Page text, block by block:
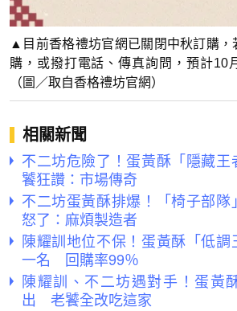
▲目前香格禮坊官網已關閉中秋訂購，
購，或撥打電話、傳真詢問，預計10
（圖／取自香格禮坊官網）
相關新聞
不二坊危險了！蛋黃酥「隱藏
饕狂讚：市場傳奇
不二坊蛋黃酥排爆！「椅子部
怒了：麻煩製造者
陳耀訓地位不保！蛋黃酥「低
一名 回購率99％
陳耀訓、不二坊遇對手！蛋黃
出 老饕全改吃這家